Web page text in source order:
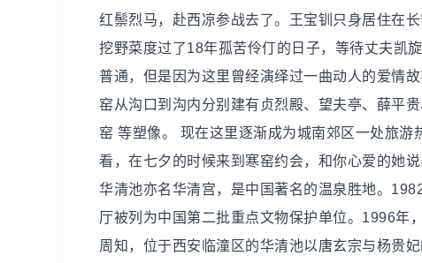
红鬃烈马，赴西凉参战去了。王宝钏只身居住在
挖野菜度过了18年孤苦伶仃的日子，等待丈夫凯
普通，但是因为这里曾经演绎过一曲动人的爱情
窑从沟口到沟内分别建有贞烈殿、望夫亭、薛平
窑 等塑像。 现在这里逐渐成为城南郊区一处旅
看，在七夕的时候来到寒窑约会，和你心爱的她
华清池亦名华清宫，是中国著名的温泉胜地。
厅被列为中国第二批重点文物保护单位。1996年
周知，位于西安临潼区的华清池以唐玄宗与杨贵